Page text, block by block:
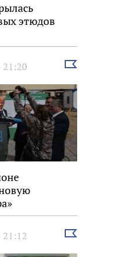
этюдов
21:20
Выбрать
21:12
Выбрать